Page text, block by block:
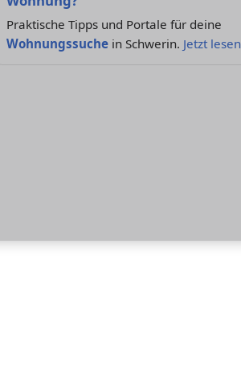
Praktische Tipps und Portale für deine
Wohnungssuchein Schwerin. Jetzt lesen